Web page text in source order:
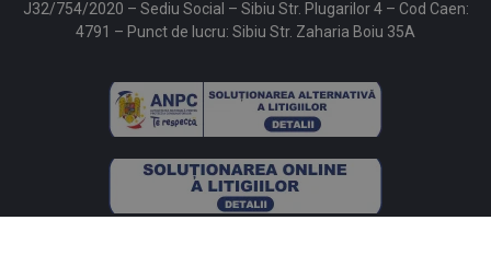
J32/754/2020 – Sediu Social – Sibiu Str. Plugarilor 4 – Cod Caen:
4791 – Punct de lucru: Sibiu Str. Zaharia Boiu 35A